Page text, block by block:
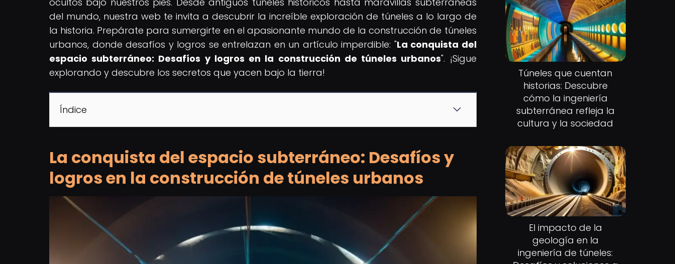
del mundo, nuestra web te invita a descubrir la increíble exploración de túneles a lo largo de
la historia. Prepárate para sumergirte en el apasionante mundo de la construcción de túneles
urbanos, donde desafíos y logros se entrelazan en un artículo imperdible: "La conquista del
espacio subterráneo: Desafíos y logros en la construcción de túneles urbanos". ¡Sigue
explorando y descubre los secretos que yacen bajo la tierra!
Índice
La conquista del espacio subterráneo: Desafíos y
logros en la construcción de túneles urbanos
Túneles que cuentan
historias: Descubre
cómo la ingeniería
subterránea refleja la
cultura y la sociedad
El impacto de la
geología en la
ingeniería de túneles: